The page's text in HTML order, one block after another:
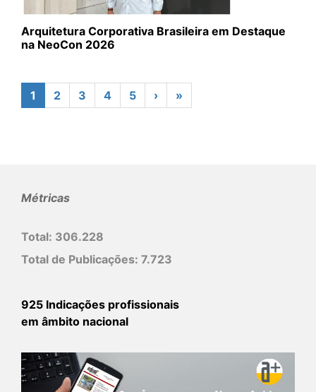
Arquitetura Corporativa Brasileira em Destaque
na NeoCon 2026
1 2 3 4 5 › »
Métricas
Total: 306.228
Total de Publicações: 7.723
925 Indicações profissionais
em âmbito nacional